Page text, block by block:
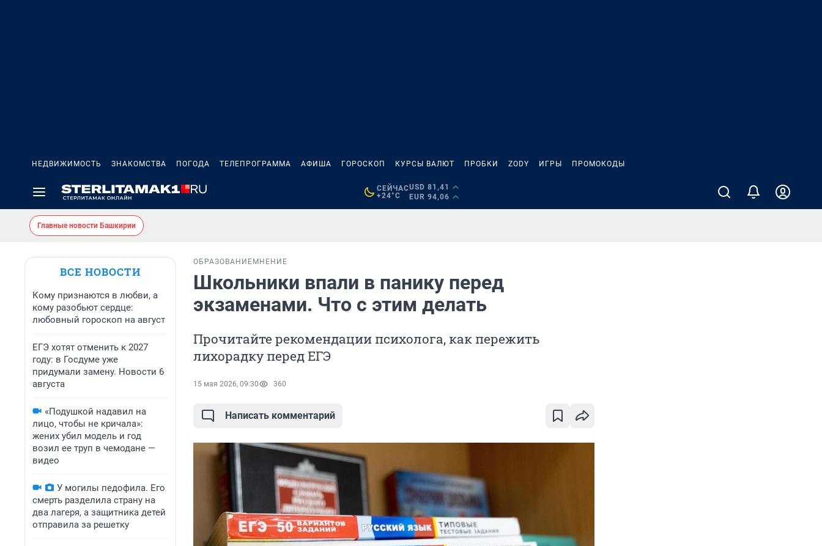
НЕДВИЖИМОСТЬ ЗНАКОМСТВА ПОГОДА ТЕЛЕПРОГРАММА АФИША ГОРОСКОП КУРСЫ ВАЛЮТ ПРОБКИ ZODY ИГРЫ ПРОМОКОДЫ
СЕЙЧАС
+24°C
USD 81,41
EUR 94,06
Главные новости Башкирии
ВСЕ НОВОСТИ
Кому признаются в любви, а
кому разобьют сердце:
любовный гороскоп на август
ЕГЭ хотят отменить к 2027
году: в Госдуме уже
придумали замену. Новости 6
августа
«Подушкой надавил на
лицо, чтобы не кричала»:
жених убил модель и год
возил ее труп в чемодане —
видео
У могилы педофила. Его
смерть разделила страну на
два лагеря, а защитника детей
отправила за решетку
ОБРАЗОВАНИЕ МНЕНИЕ
Школьники впали в панику перед
экзаменами. Что с этим делать
Прочитайте рекомендации психолога, как пережить
лихорадку перед ЕГЭ
15 мая 2026, 09:30 360
Написать комментарий